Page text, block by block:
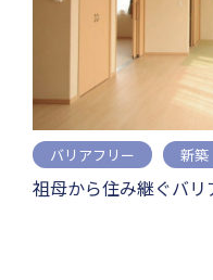
バリアフリー 新築
祖母から住み継ぐバ